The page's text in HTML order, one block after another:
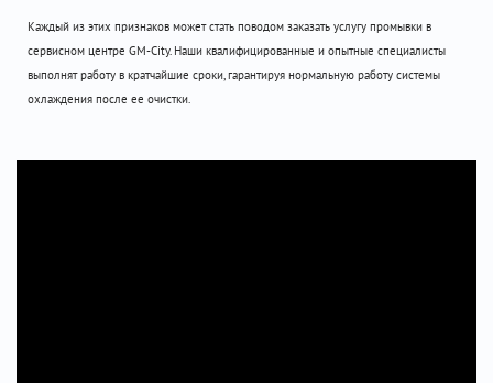
Каждый из этих признаков может стать поводом заказать услугу промывки в
сервисном центре GM-City. Наши квалифицированные и опытные специалисты
выполнят работу в кратчайшие сроки, гарантируя нормальную работу системы
охлаждения после ее очистки.